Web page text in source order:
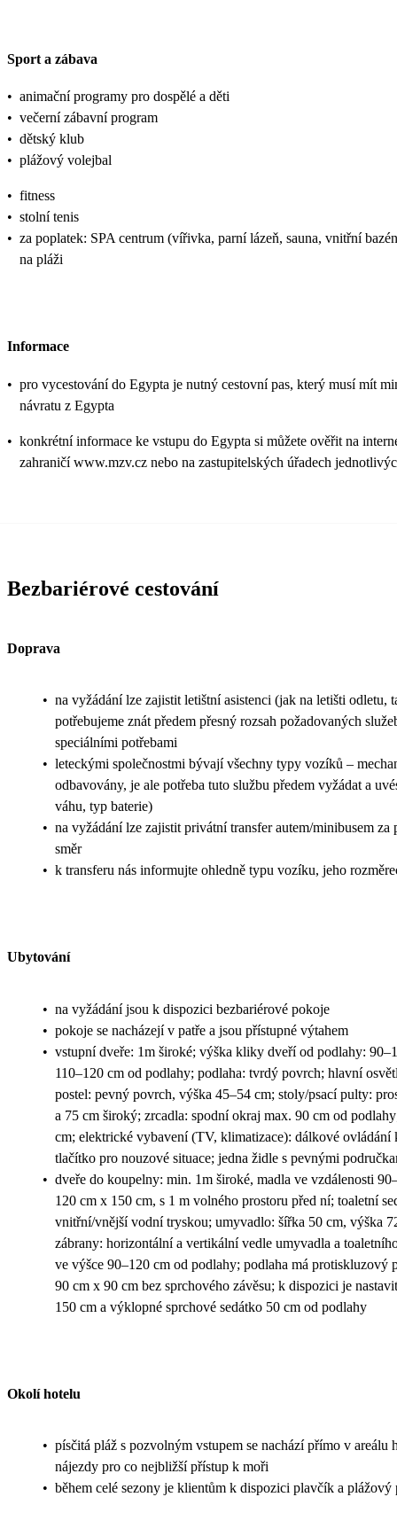
Sport a zábava
• animační programy pro dospělé a děti
• večerní zábavní program
• dětský klub
• plážový volejbal
• fitness
• stolní tenis
• za poplatek: SPA centrum (vířivka, parní lázeň, sauna, vnitřní
na pláži
Informace
• pro vycestování do Egypta je nutný cestovní pas, který musí mít
návratu z Egypta
• konkrétní informace ke vstupu do Egypta si můžete ověřit na
zahraničí www.mzv.cz nebo na zastupitelských úřadech
Bezbariérové cestování
Doprava
• na vyžádání lze zajistit letištní asistenci (jak na letišti odletu,
potřebujeme znát předem přesný rozsah požadovaných
speciálními potřebami
• leteckými společnostmi bývají všechny typy vozíků –
odbavovány, je ale potřeba tuto službu předem vyžádat a
váhu, typ baterie)
• na vyžádání lze zajistit privátní transfer autem/minibusem
směr
• k transferu nás informujte ohledně typu vozíku, jeho
Ubytování
• na vyžádání jsou k dispozici bezbariérové pokoje
• pokoje se nacházejí v patře a jsou přístupné výtahem
• vstupní dveře: 1m široké; výška kliky dveří od podlahy:
110–120 cm od podlahy; podlaha: tvrdý povrch; hlavní
postel: pevný povrch, výška 45–54 cm; stoly/psací pulty:
a 75 cm široký; zrcadla: spodní okraj max. 90 cm od
cm; elektrické vybavení (TV, klimatizace): dálkové
tlačítko pro nouzové situace; jedna židle s pevnými
• dveře do koupelny: min. 1m široké, madla ve vzdálenosti
120 cm x 150 cm, s 1 m volného prostoru před ní; toaletní
vnitřní/vnější vodní tryskou; umyvadlo: šířka 50 cm, výška
zábrany: horizontální a vertikální vedle umyvadla a
ve výšce 90–120 cm od podlahy; podlaha má protiskluzový
90 cm x 90 cm bez sprchového závěsu; k dispozici je
150 cm a výklopné sprchové sedátko 50 cm od podlahy
Okolí hotelu
• písčitá pláž s pozvolným vstupem se nachází přímo v areálu
nájezdy pro co nejbližší přístup k moři
• během celé sezony je klientům k dispozici plavčík a plážový